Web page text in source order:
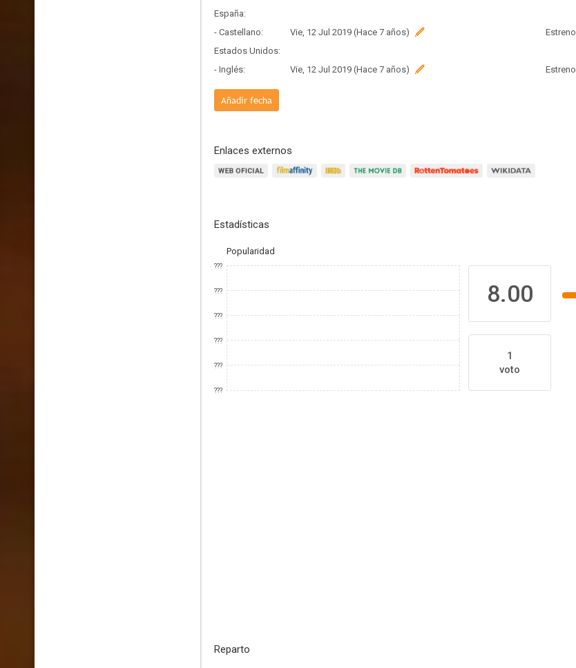
España:
- Castellano:
Vie, 12 Jul 2019 (Hace 7 años)
Estreno
Estados Unidos:
- Inglés:
Vie, 12 Jul 2019 (Hace 7 años) Estreno
Añadir fecha
Enlaces externos
Estadísticas
Popularidad
???
???
???
???
???
???
8.00
1
voto
Reparto